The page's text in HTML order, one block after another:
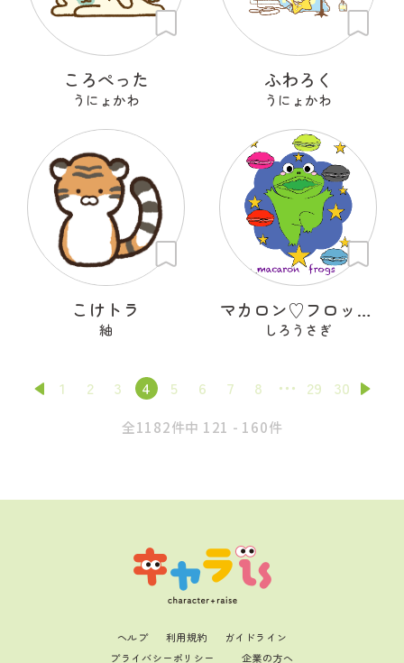
ころぺった
うにょかわ
ふわろく
うにょかわ
こけトラ
紬
マカロン♡フロッグズ
しろうさぎ
1 2 3 4 5 6 7 8 29 30
全1182件中 121 - 160件
ヘルプ 利用規約
ガイドライン
プライバシーポリシー
企業の方へ